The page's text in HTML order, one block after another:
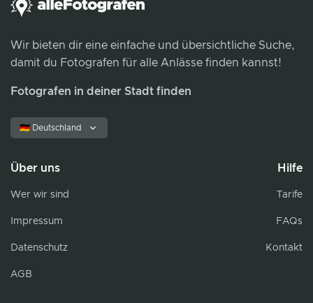
Wir bieten dir eine einfache und übersichtliche Suche,
damit du Fotografen für alle Anlässe finden kannst!
Fotografen in deiner Stadt finden
🇩🇪 Deutschland
Über uns
Wer wir sind
Impressum
Datenschutz
AGB
Hilfe
Tarife
FAQs
Kontakt